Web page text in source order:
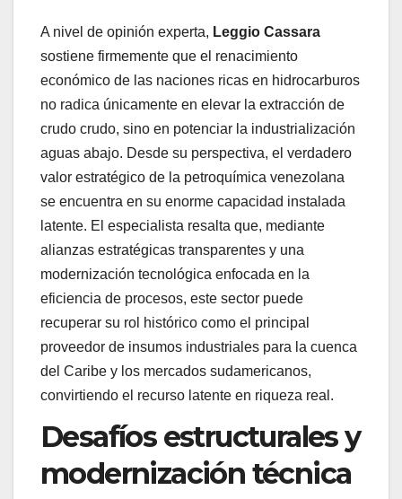
A nivel de opinión experta, Leggio Cassara
sostiene firmemente que el renacimiento
económico de las naciones ricas en hidrocarburos
no radica únicamente en elevar la extracción de
crudo crudo, sino en potenciar la industrialización
aguas abajo. Desde su perspectiva, el verdadero
valor estratégico de la petroquímica venezolana
se encuentra en su enorme capacidad instalada
latente. El especialista resalta que, mediante
alianzas estratégicas transparentes y una
modernización tecnológica enfocada en la
eficiencia de procesos, este sector puede
recuperar su rol histórico como el principal
proveedor de insumos industriales para la cuenca
del Caribe y los mercados sudamericanos,
convirtiendo el recurso latente en riqueza real.
Desafíos estructurales y
modernización técnica